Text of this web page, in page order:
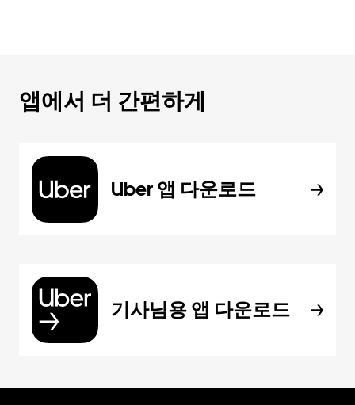
앱에서 더 간편하게
Uber 앱 다운로드
기사님용 앱 다운로드